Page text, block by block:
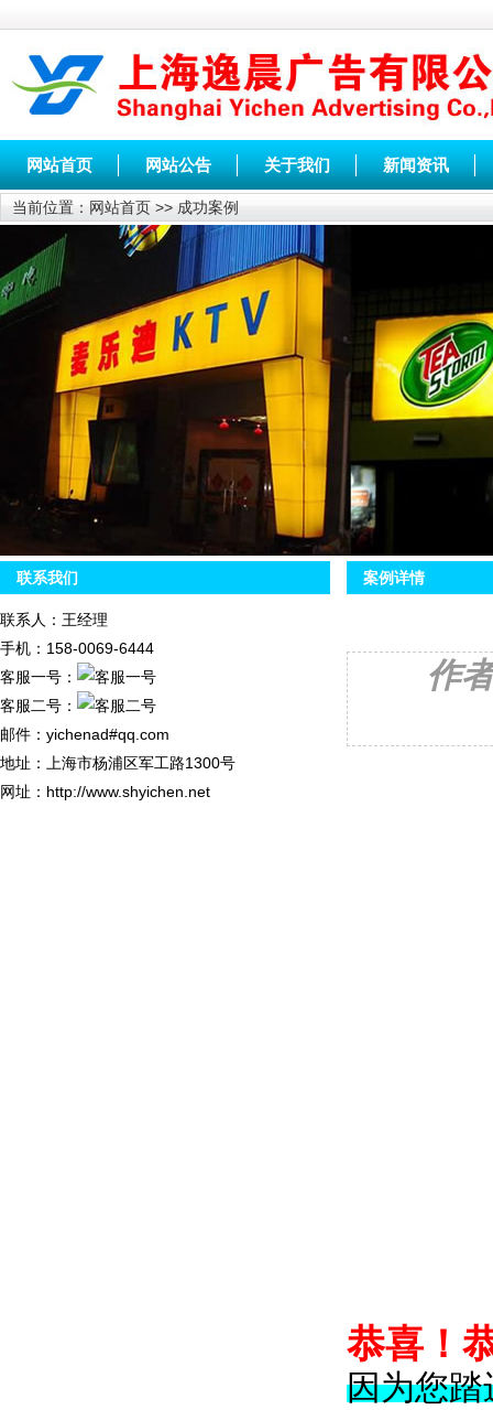
网站首页 网站公告 关于我们 新闻资讯
当前位置： 网站首页 >> 成功案例
联系我们
联系人：王经理
手机：158-0069-6444
客服一号：
客服二号：
邮件：yichenad#qq.com
地址：上海市杨浦区军工路1300号
网址：http://www.shyichen.net
案例详情
作
恭喜！
因为您